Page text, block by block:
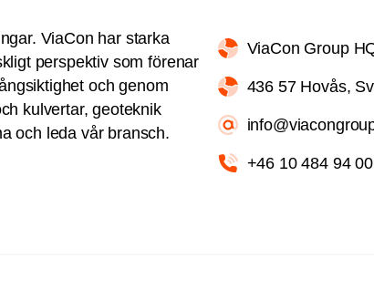
ViaCon har starka
perspektiv som förenar
och genom
kulvertar, geoteknik
och leda vår bransch.
ViaCon Group
436 57 Hovås,
+46 10 484 94 00